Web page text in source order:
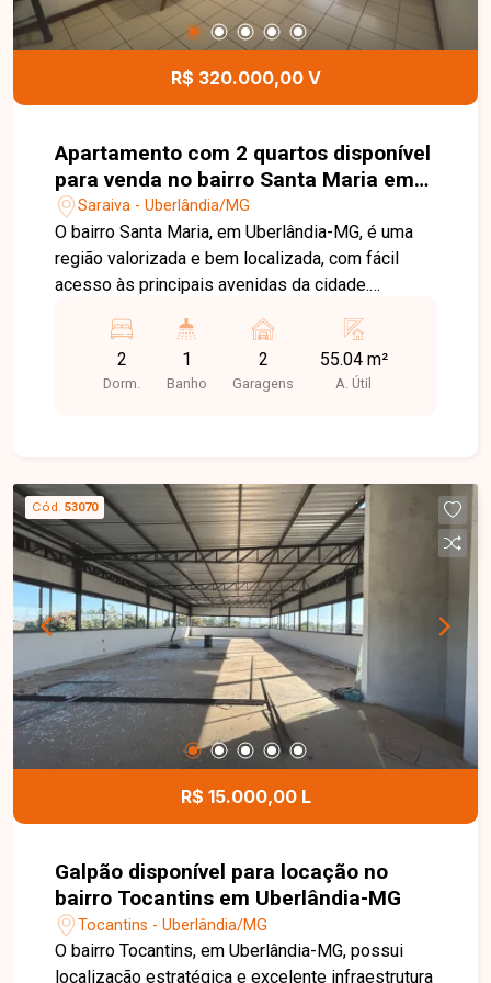
das regiões que mais crescem em Uberlândia.
Entre em contato e agende sua visita!
R$ 320.000,00 V
Apartamento com 2 quartos disponível
para venda no bairro Santa Maria em
Uberlândia-MG
Saraiva - Uberlândia/MG
O bairro Santa Maria, em Uberlândia-MG, é uma
região valorizada e bem localizada, com fácil
acesso às principais avenidas da cidade.
restaurantes e diversos comércios, oferece
praticidade, conforto e qualidade de vida para
seus moradores. Apartamento com ambientes
armário e box, cozinha com armários planejados
e área de serviço independente. O condomínio
conta com elevador e salão de festas,
proporcionando mais comodidade, segurança e
lazer para toda a família. Entre em contato para
mais informações e agende uma visita para
conhecer este excelente apartamento.
2
Dorm.
1
Banho
2
Garagens
55.04 m²
A. Útil
Cód. 53070
R$ 15.000,00 L
Galpão disponível para locação no
bairro Tocantins em Uberlândia-MG
Tocantins - Uberlândia/MG
O bairro Tocantins, em Uberlândia-MG, possui
localização estratégica e excelente infraestrutura